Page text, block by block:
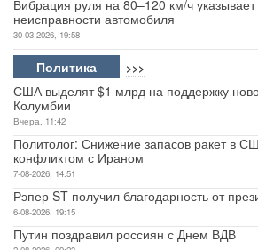
Вибрация руля на 80–120 км/ч
неисправности автомобиля
30-03-2026, 19:58
Политика >>>
США выделят $1 млрд на поддержку
Колумбии
Вчера, 11:42
Политолог: Снижение запасов ракет в
конфликтом с Ираном
7-08-2026, 14:51
Рэпер ST получил благодарность от
6-08-2026, 19:15
Путин поздравил россиян с Днем ВДВ